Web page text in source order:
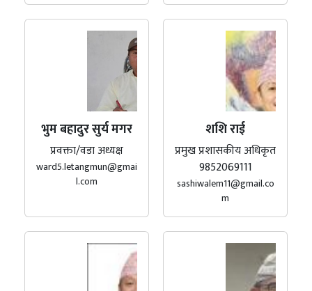
भुम बहादुर सुर्य मगर
प्रवक्ता/वडा अध्यक्ष
ward5.letangmun@gmai
l.com
शशि राई
प्रमुख प्रशासकीय अधिकृत
9852069111
sashiwalem11@gmail.co
m